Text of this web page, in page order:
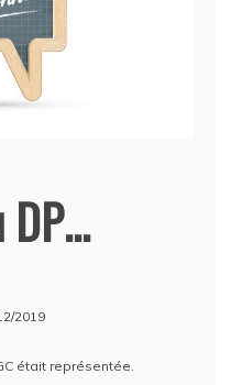
DP…
2019
était représentée.